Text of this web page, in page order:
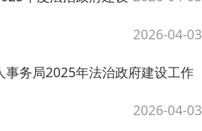
2026-03-20
局法治政府建设工作报告